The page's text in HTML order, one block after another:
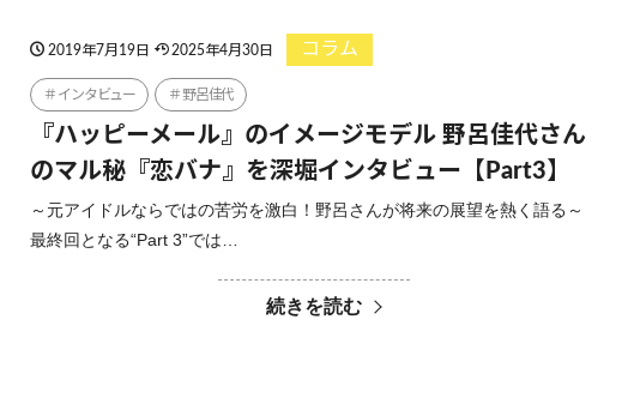
2019年7月19日 2025年4月30日 コラム
インタビュー 野呂佳代
『ハッピーメール』のイメージモデル 野呂佳代さん
のマル秘『恋バナ』を深堀インタビュー【Part3】
～元アイドルならではの苦労を激白！野呂さんが将来の展望を熱く語る～
最終回となる“Part 3”では…
続きを読む